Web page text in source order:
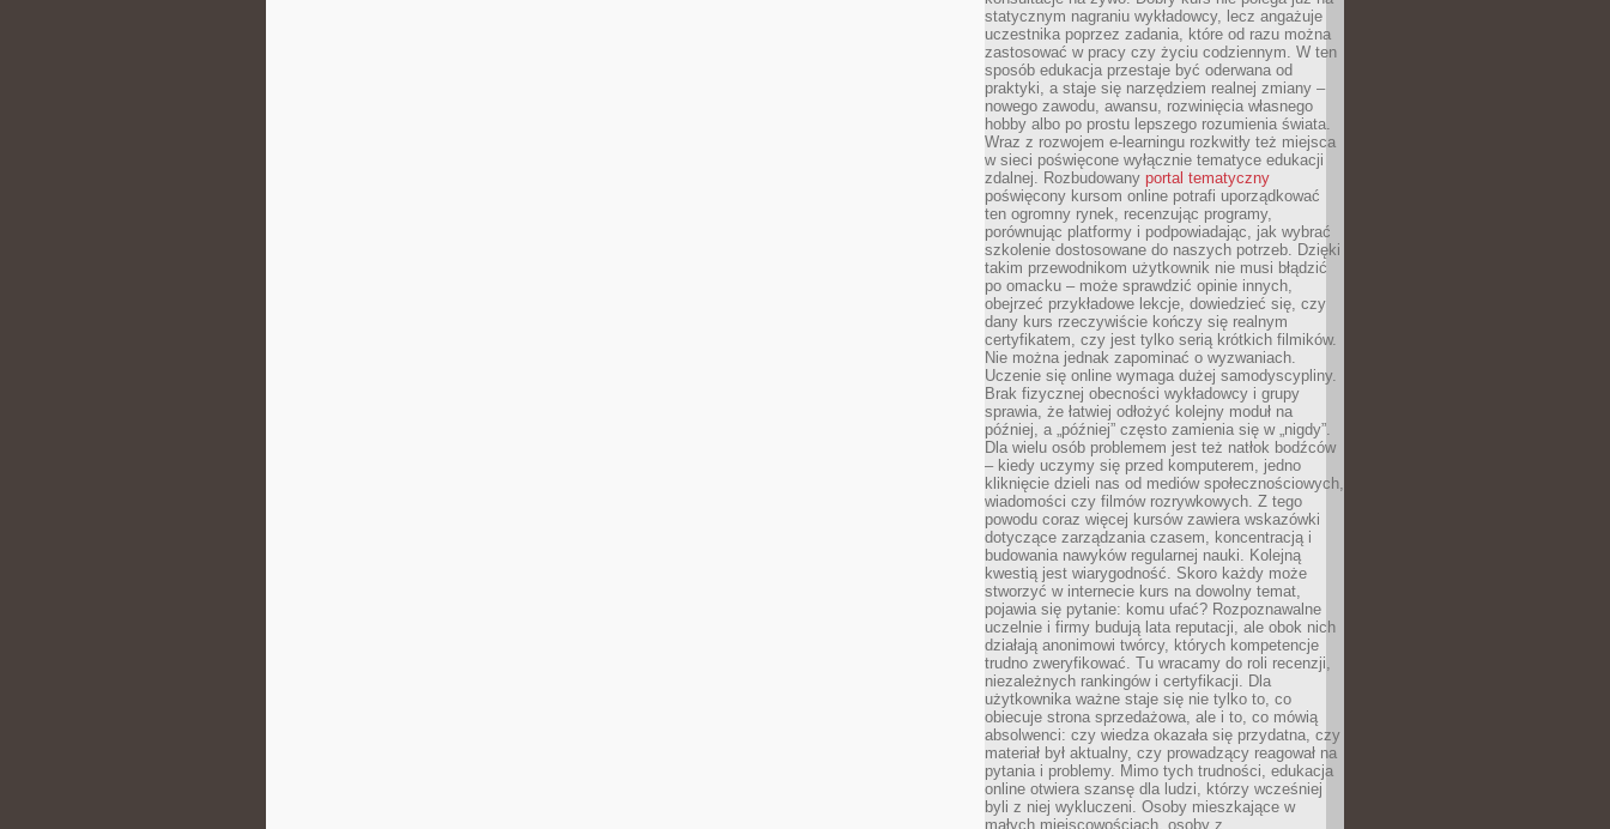
statycznym nagraniu wykładowcy, lecz angażuje
uczestnika poprzez zadania, które od razu można
zastosować w pracy czy życiu codziennym. W ten
sposób edukacja przestaje być oderwana od
praktyki, a staje się narzędziem realnej zmiany –
nowego zawodu, awansu, rozwinięcia własnego
hobby albo po prostu lepszego rozumienia świata.
Wraz z rozwojem e-learningu rozkwitły też miejsca
w sieci poświęcone wyłącznie tematyce edukacji
zdalnej. Rozbudowany portal tematyczny
poświęcony kursom online potrafi uporządkować
ten ogromny rynek, recenzując programy,
porównując platformy i podpowiadając, jak wybrać
szkolenie dostosowane do naszych potrzeb. Dzięki
takim przewodnikom użytkownik nie musi błądzić
po omacku – może sprawdzić opinie innych,
obejrzeć przykładowe lekcje, dowiedzieć się, czy
dany kurs rzeczywiście kończy się realnym
certyfikatem, czy jest tylko serią krótkich filmików.
Nie można jednak zapominać o wyzwaniach.
Uczenie się online wymaga dużej samodyscypliny.
Brak fizycznej obecności wykładowcy i grupy
sprawia, że łatwiej odłożyć kolejny moduł na
później, a „później” często zamienia się w „nigdy”.
Dla wielu osób problemem jest też natłok bodźców
– kiedy uczymy się przed komputerem, jedno
kliknięcie dzieli nas od mediów społecznościowych,
wiadomości czy filmów rozrywkowych. Z tego
powodu coraz więcej kursów zawiera wskazówki
dotyczące zarządzania czasem, koncentracją i
budowania nawyków regularnej nauki. Kolejną
kwestią jest wiarygodność. Skoro każdy może
stworzyć w internecie kurs na dowolny temat,
pojawia się pytanie: komu ufać? Rozpoznawalne
uczelnie i firmy budują lata reputacji, ale obok nich
działają anonimowi twórcy, których kompetencje
trudno zweryfikować. Tu wracamy do roli recenzji,
niezależnych rankingów i certyfikacji. Dla
użytkownika ważne staje się nie tylko to, co
obiecuje strona sprzedażowa, ale i to, co mówią
absolwenci: czy wiedza okazała się przydatna, czy
materiał był aktualny, czy prowadzący reagował na
pytania i problemy. Mimo tych trudności, edukacja
online otwiera szansę dla ludzi, którzy wcześniej
byli z niej wykluczeni. Osoby mieszkające w
małych miejscowościach, osoby z